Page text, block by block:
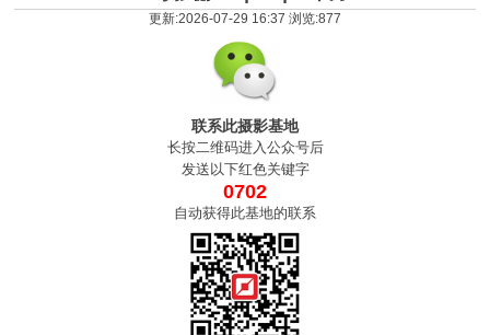
更新:2026-07-29 16:37 浏览:877
联系此摄影基地
长按二维码进入公众号后
发送以下红色关键字
0702
自动获得此基地的联系